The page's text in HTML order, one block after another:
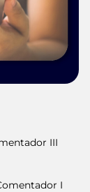
III
I